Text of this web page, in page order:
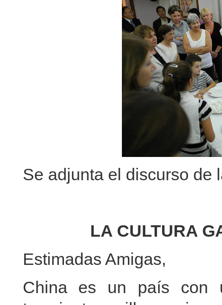
Se adjunta el discurso de
LA CULTURA
Estimadas Amigas,
China es un país con